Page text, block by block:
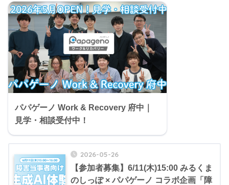
パパゲーノ Work & Recovery 府中｜
見学・相談受付中！
2026-05-26
【参加者募集】6/11(木)15:00 みるくま
のしっぽ × パパゲーノ コラボ企画「障